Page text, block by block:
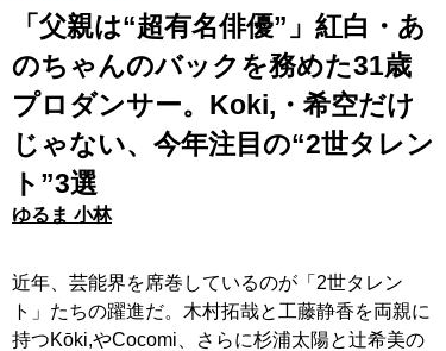
「父親は“超有名俳優”」紅白・あ
のちゃんのバックを務めた31歳
プロダンサー。Koki,・希空だけ
じゃない、今年注目の“2世タレン
ト”3選
ゆるま 小林
近年、芸能界を席巻しているのが「2世タレン
ト」たちの躍進だ。木村拓哉と工藤静香を両親に
持つKōki,やCocomi、さらに杉浦太陽と辻希美の